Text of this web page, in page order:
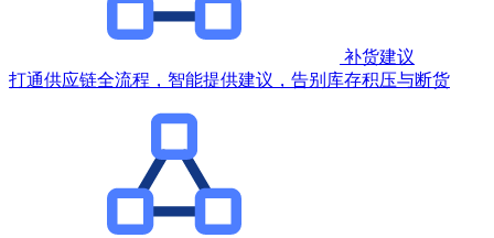
补货建议
打通供应链全流程，智能提供建议，告别库存积压与断货